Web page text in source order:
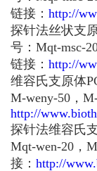
链接： http://
探针法丝状支
号：Mqt-msc-
链接： http://
维容氏支原体
M-weny-50，
http://
探针法维容氏
Mqt-wen-20，
接： http://